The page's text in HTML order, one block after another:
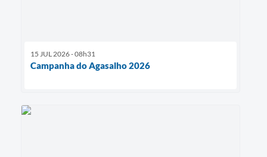
15 JUL 2026 - 08h31
Campanha do Agasalho 2026